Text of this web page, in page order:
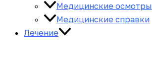
Медицинские осмотры
Медицинские справки
Лечение